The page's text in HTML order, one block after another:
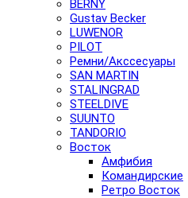
BERNY
Gustav Becker
LUWENOR
PILOT
Pемни/Акссесуары
SAN MARTIN
STALINGRAD
STEELDIVE
SUUNTO
TANDORIO
Восток
Амфибия
Командирские
Ретро Восток